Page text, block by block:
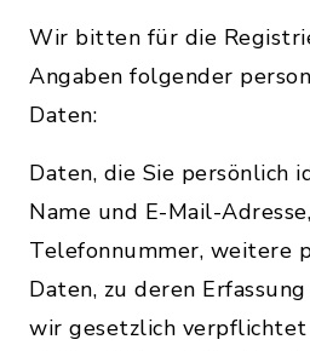
Wir bitten für die
Angaben folgender
Daten:
Daten, die Sie persönlich
Name und E-Mail-
Telefonnummer, weitere
Daten, zu deren
wir gesetzlich